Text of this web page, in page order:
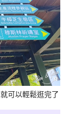
可以輕鬆逛完了